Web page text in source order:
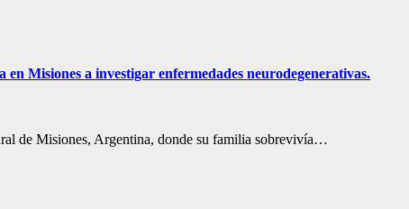
Misiones a investigar enfermedades neurodegenerativas.
de Misiones, Argentina, donde su familia sobrevivía…